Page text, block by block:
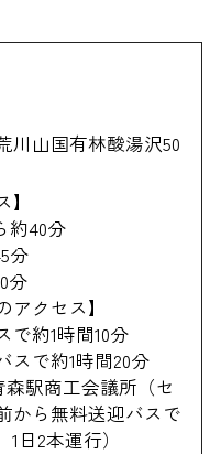
川山国有林酸湯沢50
約40分
分
分
アクセス】
約1時間10分
で約1時間20分
駅商工会議所（セ
から無料送迎バスで
日2本運行）